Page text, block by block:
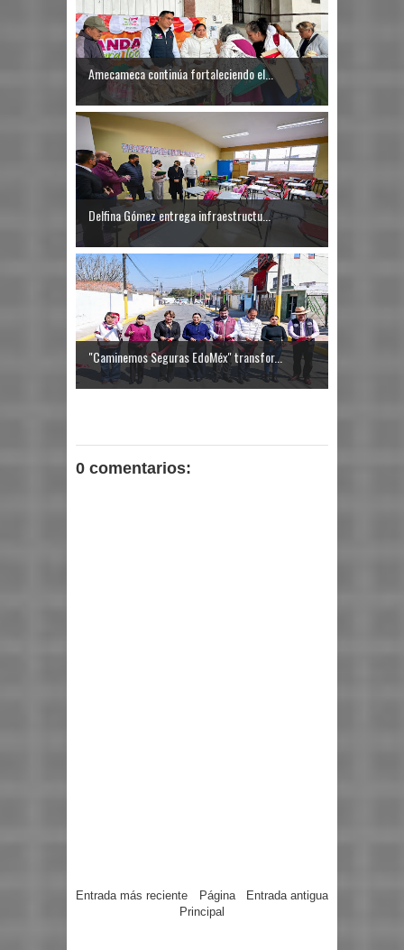
Amecameca continúa fortaleciendo el...
Delfina Gómez entrega infraestructu...
"Caminemos Seguras EdoMéx" transfor...
0 comentarios:
Entrada más reciente Entrada antigua
Página
Principal